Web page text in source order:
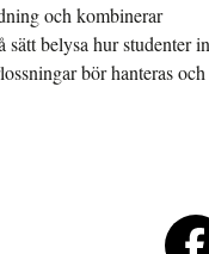
och kombinerar
belysa hur studenter
bör hanteras och